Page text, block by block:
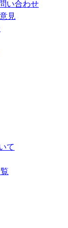
い合わせ
見
て